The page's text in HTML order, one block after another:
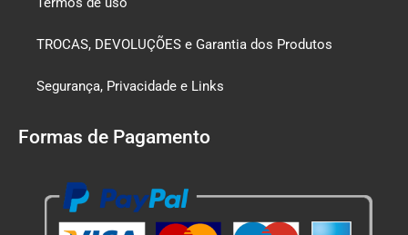
TROCAS, DEVOLUÇÕES e Garantia dos Produtos
Segurança, Privacidade e Links
Formas de Pagamento